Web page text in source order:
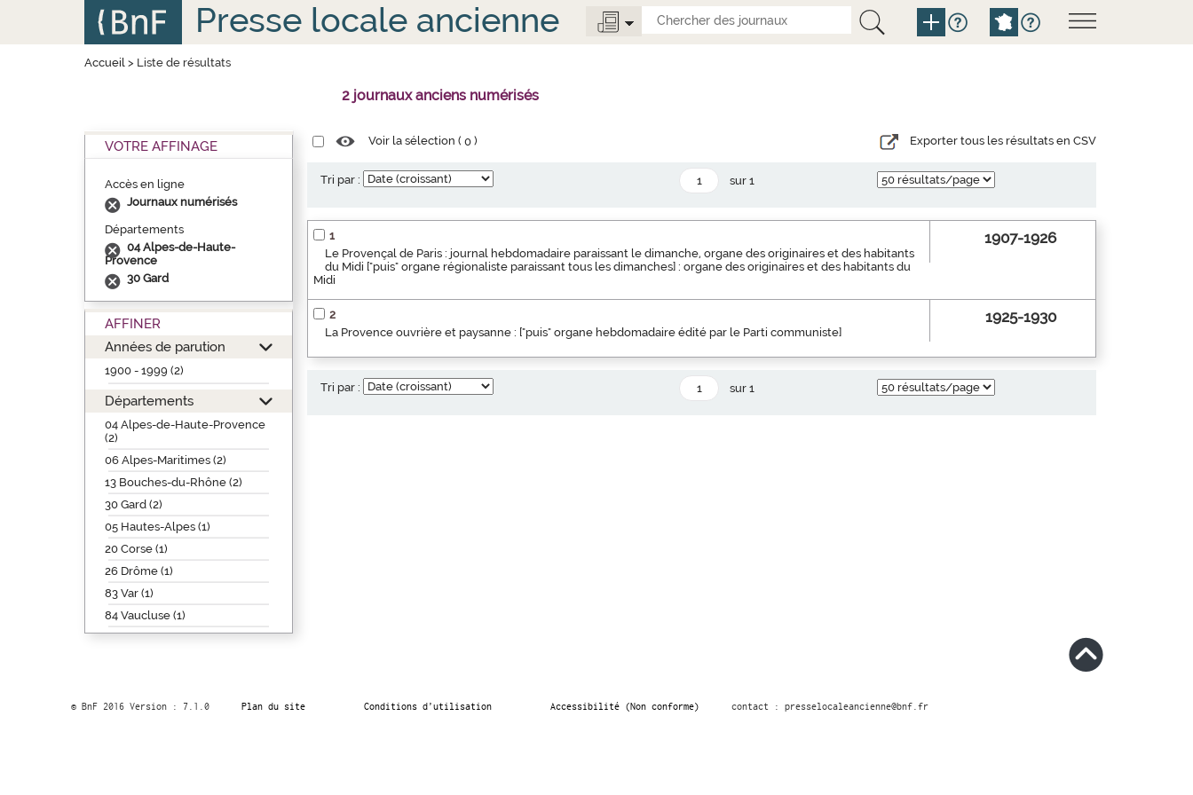
Presse locale ancienne
Accueil> Liste de résultats
2 journaux anciens numérisés
VOTRE AFFINAGE
Accès en ligne
Journaux numérisés
Départements
04 Alpes-de-Haute-
Provence
30 Gard
AFFINER
Années de parution
1900 - 1999 (2)
Départements
04 Alpes-de-Haute-Provence
(2)
06 Alpes-Maritimes (2)
13 Bouches-du-Rhône (2)
30 Gard (2)
05 Hautes-Alpes (1)
20 Corse (1)
26 Drôme (1)
83 Var (1)
84 Vaucluse (1)
Voir la sélection (0 ) Exporter tous les résultats en CSV
Tri par : sur 1
1
Le Provençal de Paris : journal hebdomadaire paraissant le dimanche, organe des originaires et des habitants
du Midi ["puis" organe régionaliste paraissant tous les dimanches] : organe des originaires et des habitants du
Midi
1907-1926
2
La Provence ouvrière et paysanne : ["puis" organe hebdomadaire édité par le Parti communiste]
1925-1930
Tri par : sur 1
© BnF 2016 Version : 7.1.0 Plan du site Conditions d’utilisation Accessibilité (Non conforme) contact : presselocaleancienne@bnf.fr
Panneau de gestion des cookies